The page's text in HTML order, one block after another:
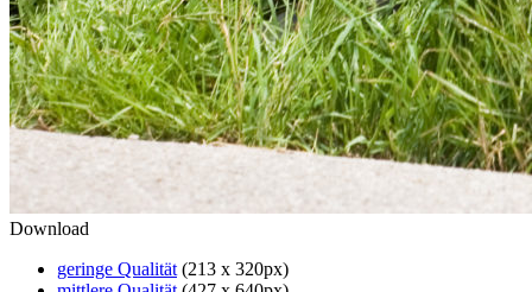
Download
geringe Qualität (213 x 320px)